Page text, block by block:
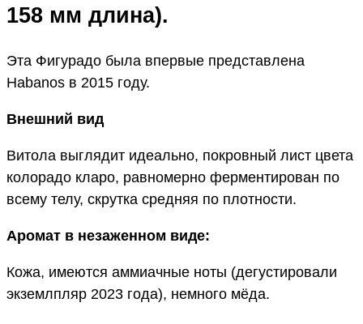
158 мм длина).
Эта Фигурадо была впервые представлена
Habanos в 2015 году.
Внешний вид
Витола выглядит идеально, покровный лист цвета
колорадо кларо, равномерно ферментирован по
всему телу, скрутка средняя по плотности.
Аромат в незаженном виде:
Кожа, имеются аммиачные ноты (дегустировали
экземлпляр 2023 года), немного мёда.